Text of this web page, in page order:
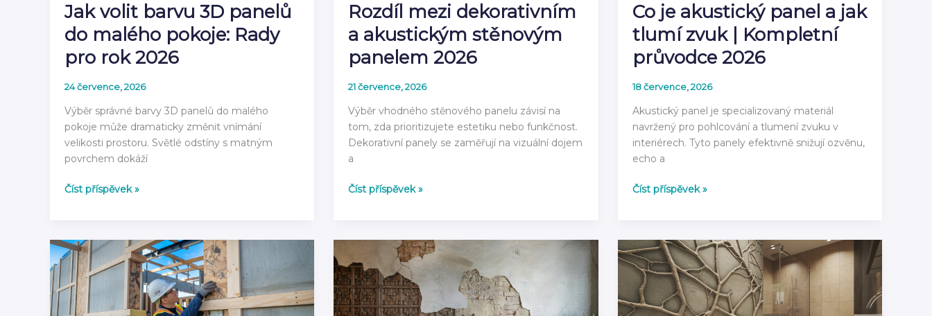
Jak volit barvu 3D panelů
do malého pokoje: Rady
pro rok 2026
24 července, 2026
Výběr správné barvy 3D panelů do malého
pokoje může dramaticky změnit vnímání
velikosti prostoru. Světlé odstíny s matným
povrchem dokáží
Jak
panelů
do
malého
pokoje:
Číst příspěvek »
Rozdíl mezi dekorativním
a akustickým stěnovým
panelem 2026
21 července, 2026
Výběr vhodného stěnového panelu závisí na
tom, zda prioritizujete estetiku nebo funkčnost.
Dekorativní panely se zaměřují na vizuální dojem
a
Rozdíl
akustickým
stěnovým
panelem
2026
Číst příspěvek »
Co je akustický panel a jak
tlumí zvuk | Kompletní
průvodce 2026
18 července, 2026
Akustický panel je specializovaný materiál
navržený pro pohlcování a tlumení zvuku v
interiérech. Tyto panely efektivně snižují ozvěnu,
echo a
Co
a
jak
tlumí
zvuk
Číst příspěvek »